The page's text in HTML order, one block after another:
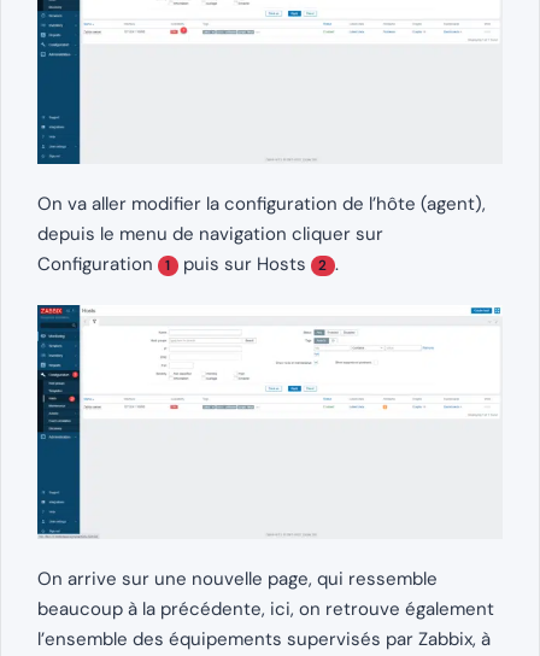
On va aller modifier la configuration de l’hôte (agent),
depuis le menu de navigation cliquer sur
Configuration
1 puis sur Hosts 2 .
On arrive sur une nouvelle page, qui ressemble
beaucoup à la précédente, ici, on retrouve également
l’ensemble des équipements supervisés par Zabbix, à